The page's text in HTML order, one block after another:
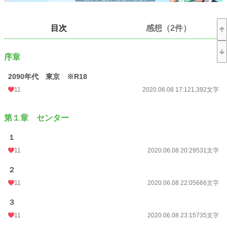
感想など反応をいただけると励みになります。
もし好評でしたら、番外編や続編を書きたいな〜と思っています。
追記
たち』というタイトルで、エブリスタで公開しています。
よろしければ、そちらもどうぞ。
https://estar.jp/novels/25917436
小説
BL
お気に入り
目次 感想（2件）
序章
2090年代 東京 ※R18
11 2020.06.08 17:121,392文字
第１章 センター
１
11 2020.06.08 20:29531文字
２
11 2020.06.08 22:05666文字
３
11 2020.06.08 23:15735文字